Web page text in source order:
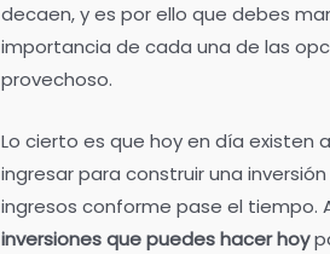
decaen, y es por ello que debes
importancia de cada una de las
provechoso.
Lo cierto es que hoy en día existen
ingresar para construir una
ingresos conforme pase el tiempo.
inversiones que puedes hacer hoy